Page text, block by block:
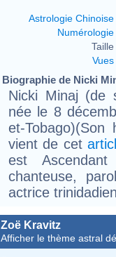
Astrologie Chinoise
Numérologie
Taille
Vues
Biographie de Nicki
Nicki Minaj (de
née le 8
et-Tobago)(Son
vient de cet
est
chanteuse,
actrice
Zoë Kravitz
Afficher le thème astral